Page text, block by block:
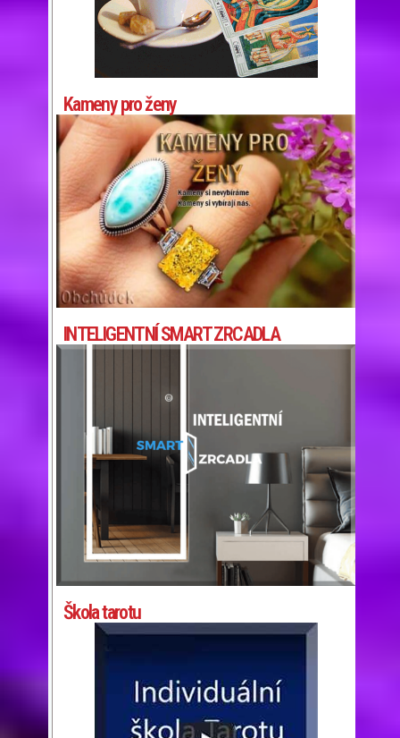
Kameny pro ženy
INTELIGENTNÍ SMART ZRCADLA
Škola tarotu